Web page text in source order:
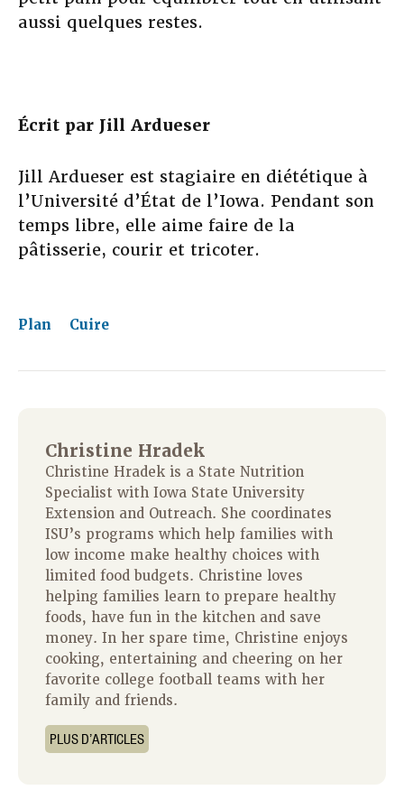
aussi quelques restes.
Écrit par Jill Ardueser
Jill Ardueser est stagiaire en diététique à
l’Université d’État de l’Iowa. Pendant son
temps libre, elle aime faire de la
pâtisserie, courir et tricoter.
Plan Cuire
Christine Hradek
Christine Hradek is a State Nutrition
Specialist with Iowa State University
Extension and Outreach. She coordinates
ISU’s programs which help families with
low income make healthy choices with
limited food budgets. Christine loves
helping families learn to prepare healthy
foods, have fun in the kitchen and save
money. In her spare time, Christine enjoys
cooking, entertaining and cheering on her
favorite college football teams with her
family and friends.
PLUS D’ARTICLES